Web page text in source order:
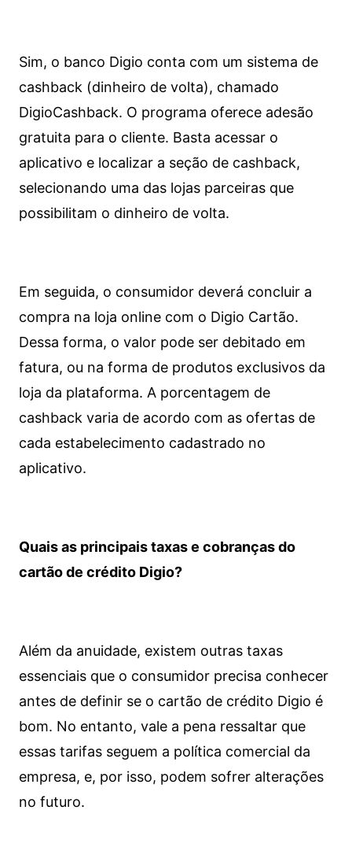
Sim, o banco Digio conta com um sistema de
cashback (dinheiro de volta), chamado
DigioCashback. O programa oferece adesão
gratuita para o cliente. Basta acessar o
aplicativo e localizar a seção de cashback,
selecionando uma das lojas parceiras que
possibilitam o dinheiro de volta.
Em seguida, o consumidor deverá concluir a
compra na loja online com o Digio Cartão.
Dessa forma, o valor pode ser debitado em
fatura, ou na forma de produtos exclusivos da
loja da plataforma. A porcentagem de
cashback varia de acordo com as ofertas de
cada estabelecimento cadastrado no
aplicativo.
Quais as principais taxas e cobranças do
cartão de crédito Digio?
Além da anuidade, existem outras taxas
essenciais que o consumidor precisa conhecer
antes de definir se o cartão de crédito Digio é
bom. No entanto, vale a pena ressaltar que
essas tarifas seguem a política comercial da
empresa, e, por isso, podem sofrer alterações
no futuro.